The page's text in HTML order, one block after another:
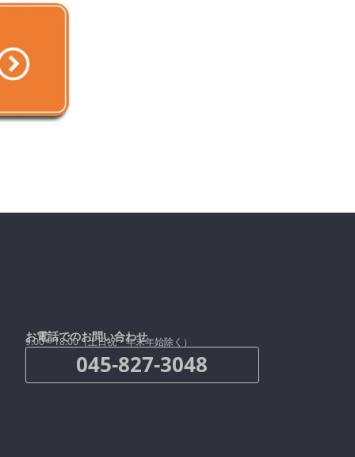
お電話でのお問い合わせ
9:00～18:00（土日祝・年末年始除く）
045-827-3048